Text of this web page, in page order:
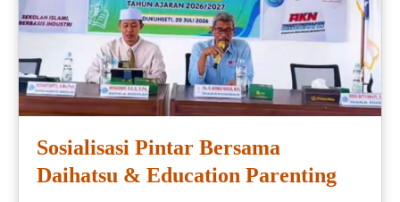
Sosialisasi Pintar Bersama
Daihatsu & Education Parenting